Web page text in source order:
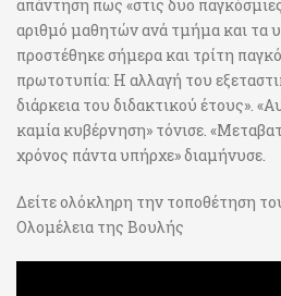
απάντηση πως «στις δυο
αριθμό μαθητών ανά τμήμα και τα
προστέθηκε σήμερα και τρίτη
πρωτοτυπία: Η αλλαγή του
διάρκεια του διδακτικού έτους».
καμία κυβέρνηση» τόνισε.
χρόνος πάντα υπήρχε» διαμήνυσε.
Δείτε ολόκληρη την τοποθέτηση
Ολομέλεια της Βουλής